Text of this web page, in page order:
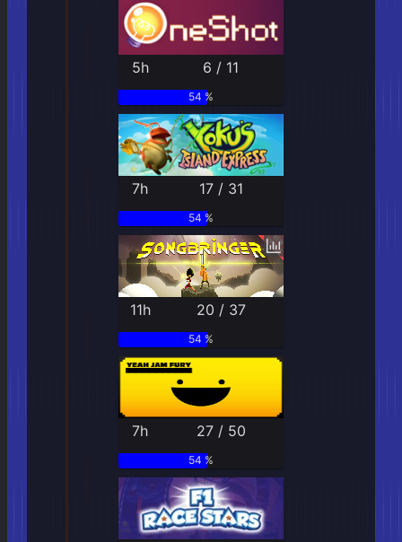
5h 6 / 11
54 %
7h 17 / 31
54 %
11h 20 / 37
54 %
7h 27 / 50
54 %